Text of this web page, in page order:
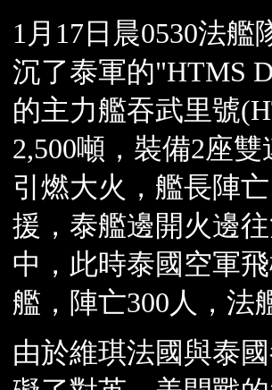
1月17日晨0530法
沉了泰軍的"HTMS
的主力艦吞武里號
2,500噸，裝備2座
引燃大火，艦長陣
援，泰艦邊開火邊
中，此時泰國空軍
艦，陣亡300人，法
由於維琪法國與泰